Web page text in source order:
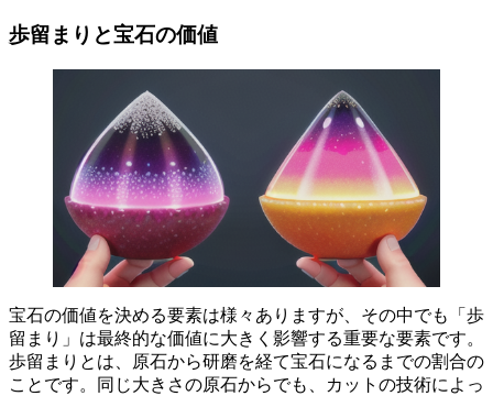
歩留まりと宝石の価値
宝石の価値を決める要素は様々ありますが、その中でも
「歩
留まり」は最終的な価値に大きく影響する重要な要素です。
歩留まりとは、原石から研磨を経て宝石になるまでの割合の
ことです。同じ大きさの原石からでも、カットの技術によっ